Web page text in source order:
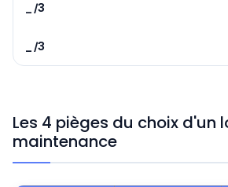
_ /3
_ /3
Les 4 pièges du choix d'un
maintenance